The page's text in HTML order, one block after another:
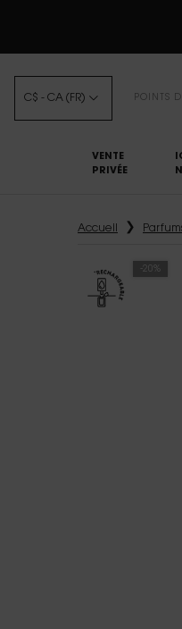
C$ - CA (FR) POINTS
VENTE
PRIVÉE
Accueil
-20%